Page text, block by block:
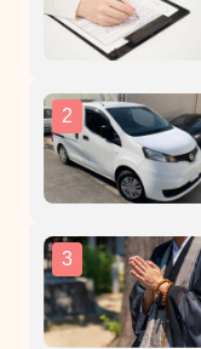
2
3